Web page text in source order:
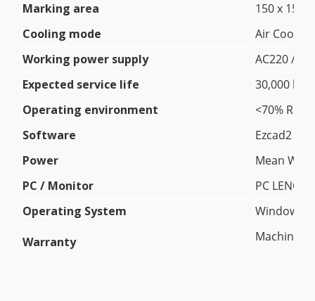
Marking area
150 x 150
Cooling mode
Air Cooling
Working power supply
AC220 /
Expected service life
30,000 hr (
Operating environment
<70% RH ,
Software
Ezcad2
Power
Mean Well
PC / Monitor
PC
Operating System
Windows
Warranty
Machine 1